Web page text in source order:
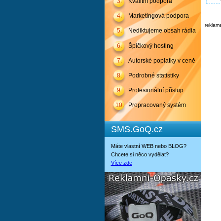
4. Marketingová podpora
5. Nediktujeme obsah rádia
6. Špičkový hosting
7. Autorské poplatky v ceně
8. Podrobné statistiky
9. Profesionální přístup
10. Propracovaný systém
SMS.GoQ.cz
Máte vlastní WEB nebo BLOG?
Chcete si něco vydělat?
Více zde